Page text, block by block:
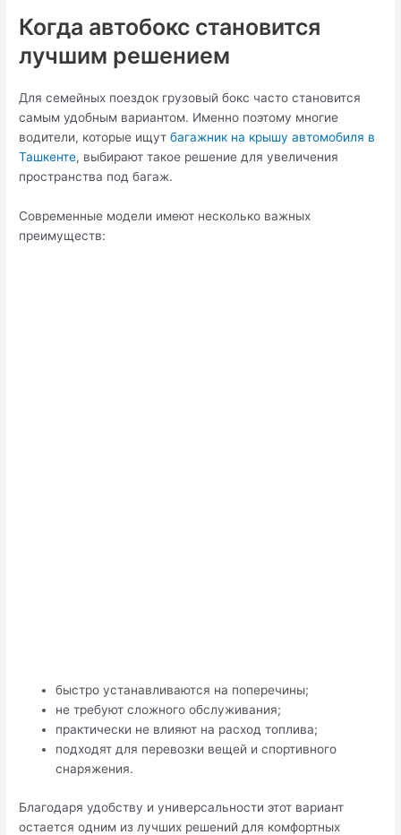
Когда автобокс становится
лучшим решением
Для семейных поездок грузовый бокс часто становится
самым удобным вариантом. Именно поэтому многие
водители, которые ищутбагажник на крышу автомобиля в
Ташкенте, выбирают такое решение для увеличения
пространства под багаж.
Современные модели имеют несколько важных
преимуществ:
быстро устанавливаются на поперечины;
не требуют сложного обслуживания;
практически не влияют на расход топлива;
подходят для перевозки вещей и спортивного
снаряжения.
Благодаря удобству и универсальности этот вариант
остается одним из лучших решений для комфортных